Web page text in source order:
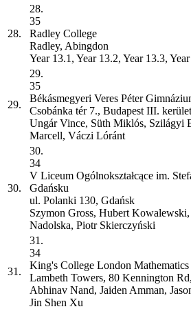
28.
28.
35
Radley College
Radley, Abingdon
Year 13.1, Year 13.2, Year 13.3,
29.
29.
35
Békásmegyeri Veres Péter
Csobánka tér 7., Budapest III. kerület
Ungár Vince, Süth Miklós, Szilágyi
Marcell, Váczi Lóránt
30.
30.
34
V Liceum Ogólnokształcące im.
Gdańsku
ul. Polanki 130, Gdańsk
Szymon Gross, Hubert
Nadolska, Piotr Skierczyński
31.
31.
34
King's College London Mathematics
Lambeth Towers, 80 Kennington
Abhinav Nand, Jaiden Amman,
Jin Shen Xu